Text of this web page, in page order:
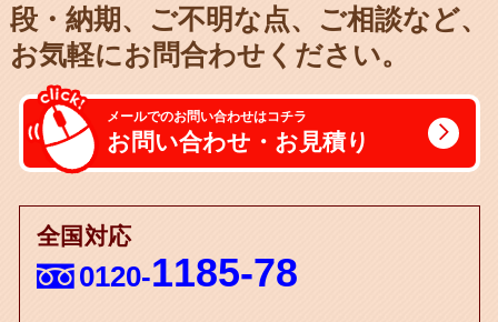
段・納期、
ご不明な点、ご相談など、
お気軽にお問合わせください。
メールでのお問い合わせはコチラ
お問い合わせ・お見積り
全国対応
0120-1185-78